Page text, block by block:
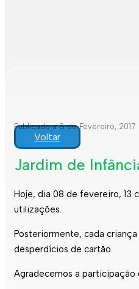
Publicado a 8 de Fevereiro, 2017
Voltar
Jardim de
Hoje, dia 08 de fevereiro, 13
utilizações.
Posteriormente, cada
desperdícios de cartão.
Agradecemos a participação